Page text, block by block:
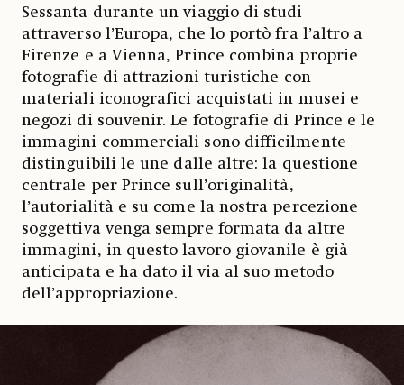
Sessanta durante un viaggio di studi
attraverso l’Europa, che lo portò fra l’altro a
Firenze e a Vienna, Prince combina proprie
fotografie di attrazioni turistiche con
materiali iconografici acquistati in musei e
negozi di souvenir. Le fotografie di Prince e le
immagini commerciali sono difficilmente
distinguibili le une dalle altre: la questione
centrale per Prince sull’originalità,
l’autorialità e su come la nostra percezione
soggettiva venga sempre formata da altre
immagini, in questo lavoro giovanile è già
anticipata e ha dato il via al suo metodo
dell’appropriazione.